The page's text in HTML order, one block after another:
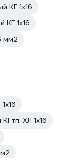
КГ 1х16
КГ 1х16
мм2
ХЛ 1х16